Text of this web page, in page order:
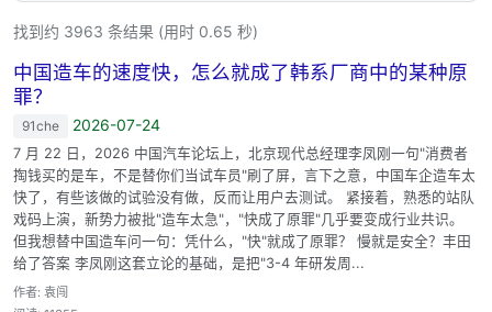
找到约 3963 条结果 (用时 0.65 秒)
中国造车的速度快，怎么就成了韩系厂商中的某种原
罪？
91che 2026-07-24
7 月 22 日，2026 中国汽车论坛上，北京现代总经理李凤刚一句"消费者
掏钱买的是车，不是替你们当试车员"刷了屏，言下之意，中国车企造车太
快了，有些该做的试验没有做，反而让用户去测试。 紧接着，熟悉的站队
戏码上演，新势力被批"造车太急"，"快成了原罪"几乎要变成行业共识。
但我想替中国造车问一句：凭什么，"快"就成了原罪？ 慢就是安全？丰田
给了答案 李凤刚这套立论的基础，是把"3-4 年研发周...
作者: 袁闯